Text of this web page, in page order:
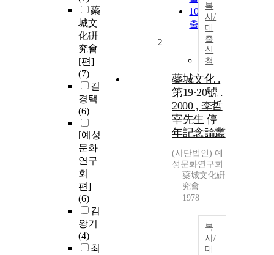
蘂
城文
化硏
究會
[편]
(7)
길
경택
(6)
[예성
문화
연구
회
편]
(6)
김
왕기
(4)
최
100개씩
출력
복
사/
대
출
신
청
2
蘂城文化 .
第19·20號 .
2000 , 李哲
宰先生 停
年記念論叢
(사단법인) 예
성문화연구회
蘂城文化硏
究會
1978
복
사/
대